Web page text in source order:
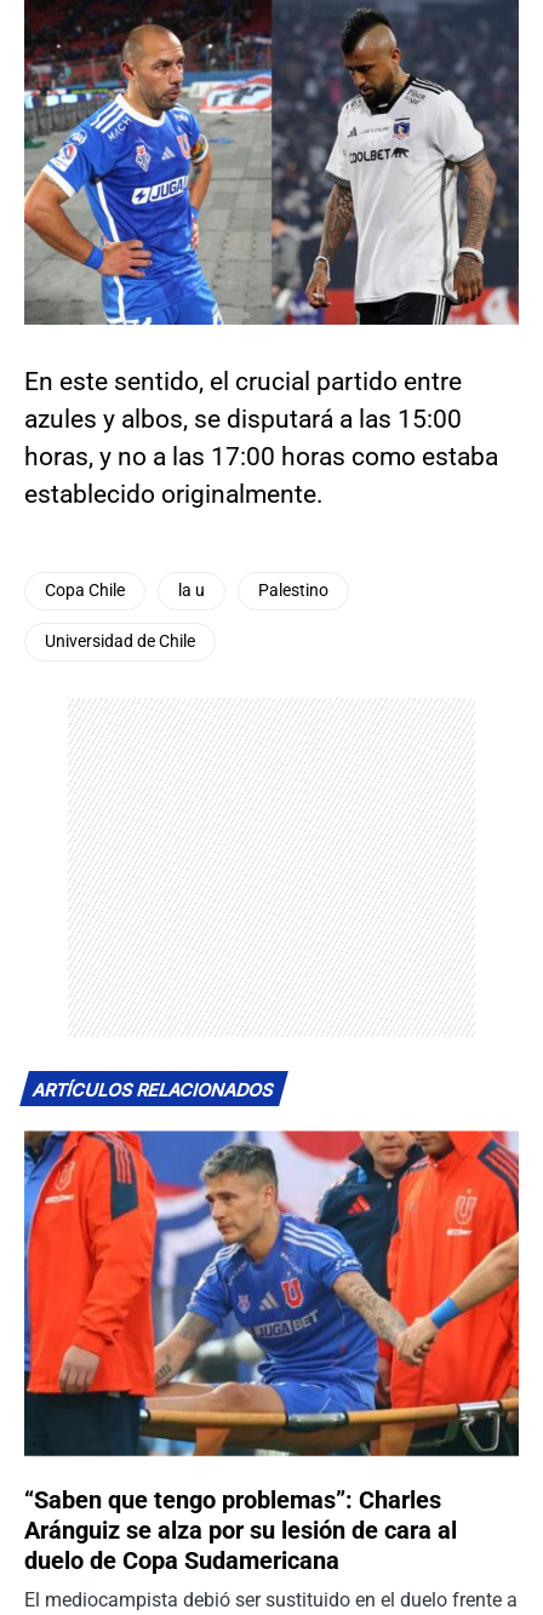
En este sentido, el crucial partido entre
azules y albos, se disputará a las 15:00
horas, y no a las 17:00 horas como estaba
establecido originalmente.
Copa Chile la u Palestino
Universidad de Chile
ARTÍCULOS RELACIONADOS
“Saben que tengo problemas”: Charles
Aránguiz se alza por su lesión de cara al
duelo de Copa Sudamericana
El mediocampista debió ser sustituido en el duelo frente a